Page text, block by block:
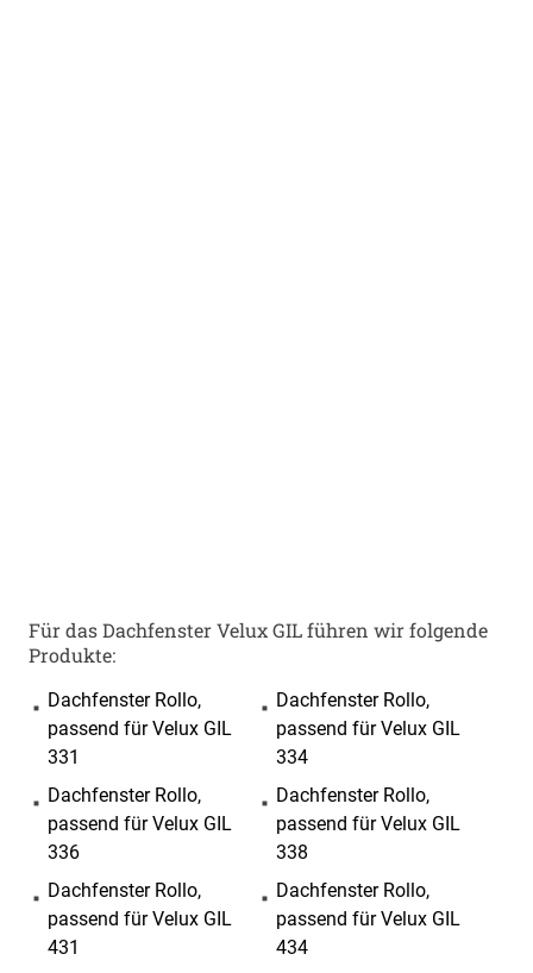
Für das Dachfenster Velux GIL führen wir folgende
Produkte:
Dachfenster Rollo,
passend für Velux GIL
331
Dachfenster Rollo,
passend für Velux GIL
334
Dachfenster Rollo,
passend für Velux GIL
336
Dachfenster Rollo,
passend für Velux GIL
338
Dachfenster Rollo,
passend für Velux GIL
431
Dachfenster Rollo,
passend für Velux GIL
434